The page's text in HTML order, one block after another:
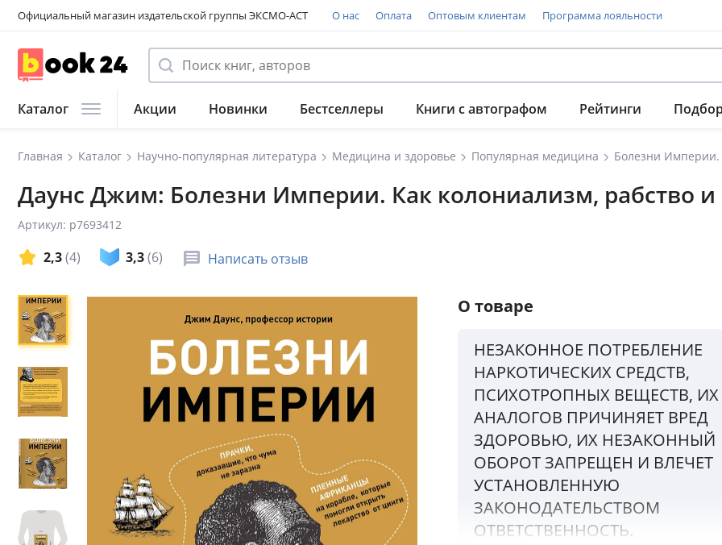
Официальный магазин издательской группы ЭКСМО-АСТ О нас Оплата Оптовым клиентам Программа лояльности
Каталог Акции Новинки Бестселлеры Книги с автографом Рейтинги
Главная Каталог Научно-популярная литература Медицина и здоровье Популярная медицина Болезни Империи.
Даунс Джим: Болезни Империи. Как колониализм, рабство
Артикул: p7693412
2,3(4) 3,3(6) Написать отзыв
О товаре
НЕЗАКОННОЕ ПОТРЕБЛЕНИЕ
НАРКОТИЧЕСКИХ СРЕДСТВ,
ПСИХОТРОПНЫХ ВЕЩЕСТВ, ИХ
АНАЛОГОВ ПРИЧИНЯЕТ ВРЕД
ЗДОРОВЬЮ, ИХ НЕЗАКОННЫЙ
ОБОРОТ ЗАПРЕЩЕН И ВЛЕЧЕТ
УСТАНОВЛЕННУЮ
ЗАКОНОДАТЕЛЬСТВОМ
ОТВЕТСТВЕННОСТЬ.